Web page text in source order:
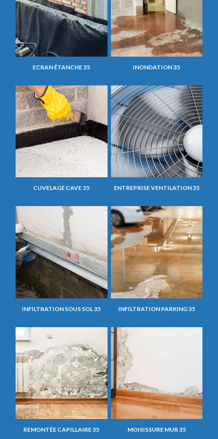
ECRAN ÉTANCHE 35 INONDATION 35
CUVELAGE CAVE 35 ENTREPRISE VENTILATION 35
INFILTRATION SOUS SOL 35 INFILTRATION PARKING 35
REMONTÉE CAPILLAIRE 35 MOISISSURE MUR 35